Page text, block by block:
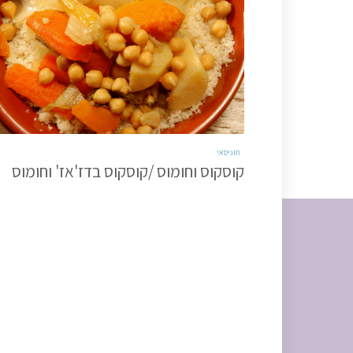
תוניסאי
קוסקוס וחומוס /קוסקוס בדז'אז' וחומוס